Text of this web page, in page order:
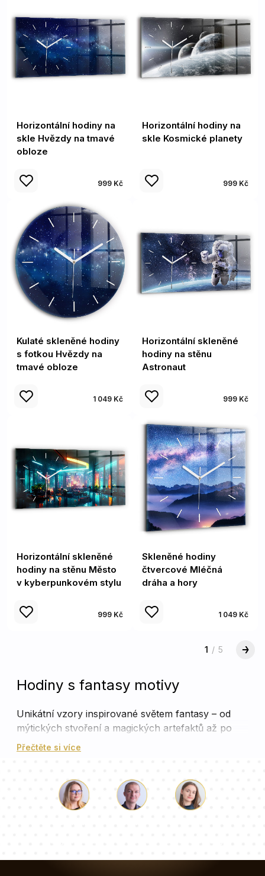
Horizontální hodiny na
skle Hvězdy na tmavé
obloze
999 Kč
Horizontální hodiny na
skle Kosmické planety
999 Kč
Kulaté skleněné hodiny
s fotkou Hvězdy na
tmavé obloze
1 049 Kč
Horizontální skleněné
hodiny na stěnu
Astronaut
999 Kč
Horizontální skleněné
hodiny na stěnu Město
v kyberpunkovém stylu
999 Kč
Skleněné hodiny
čtvercové Mléčná
dráha a hory
1 049 Kč
1 / 5
Hodiny s fantasy motivy
Unikátní vzory inspirované světem fantasy – od
mýtických stvoření a magických artefaktů až po
pohádkové země a epická dobrodružství.
a objevovat nové příběhy.
Vyrobeny z nejkvalitnějšího tvrzeného skla –
elegantní a odolné, perfektní doplněk do každého
Otevřete se magii:
Přečtěte si více